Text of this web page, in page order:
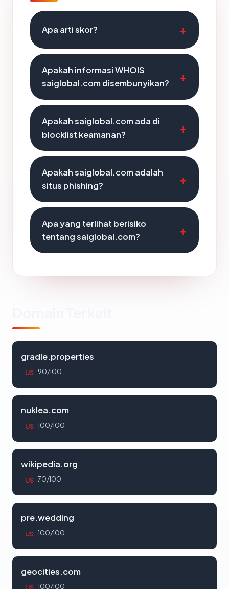
Apa arti skor?
Apakah informasi WHOIS
saiglobal.com disembunyikan?
Apakah saiglobal.com ada di
blocklist keamanan?
Apakah saiglobal.com adalah
situs phishing?
Apa yang terlihat berisiko
tentang saiglobal.com?
gradle.properties
US 90/100
nuklea.com
US 100/100
wikipedia.org
US 70/100
pre.wedding
US 100/100
geocities.com
100/100